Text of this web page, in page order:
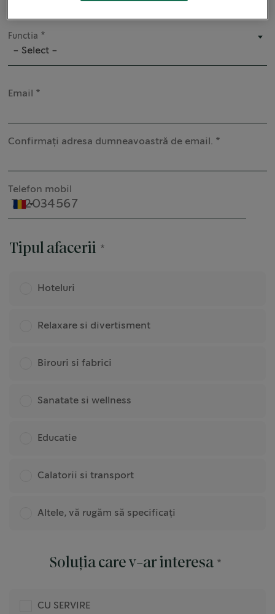
Functia
- Select -
Email
Confirmați adresa dumneavoastră de email.
Telefon mobil
Tipul afacerii
Hoteluri
Relaxare si divertisment
Birouri si fabrici
Sanatate si wellness
Educatie
Calatorii si transport
Altele, vă rugăm să specificați
Soluția care v-ar interesa
CU SERVIRE